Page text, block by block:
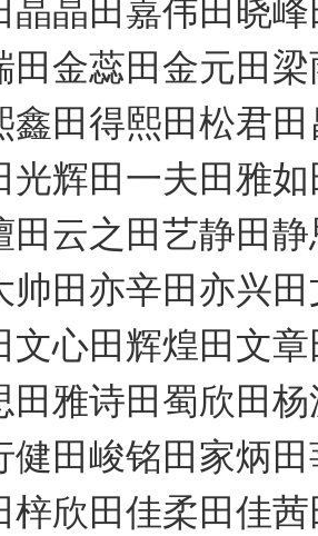
田金蕊田金元田
鑫田得熙田松君
光辉田一夫田雅
田云之田艺静田
帅田亦辛田亦兴
文心田辉煌田文
田雅诗田蜀欣田
健田峻铭田家炳
梓欣田佳柔田佳